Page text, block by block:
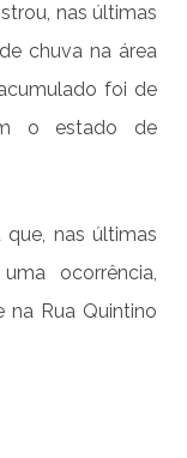
nas últimas
chuva na área
foi de
o estado de
nas últimas
ocorrência,
na Rua Quintino